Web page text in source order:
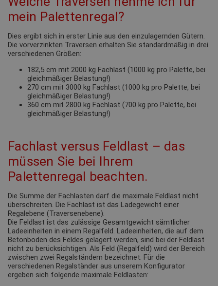
mein Palettenregal?
Dies ergibt sich in erster Linie aus den einzulagernden Gütern.
Die vorverzinkten Traversen erhalten Sie standardmäßig in drei
verschiedenen Größen:
182,5 cm mit 2000 kg Fachlast (1000 kg pro Palette, bei
gleichmäßiger Belastung!)
270 cm mit 3000 kg Fachlast (1000 kg pro Palette, bei
gleichmäßiger Belastung!)
360 cm mit 2800 kg Fachlast (700 kg pro Palette, bei
gleichmäßiger Belastung!)
Fachlast versus Feldlast – das
müssen Sie bei Ihrem
Palettenregal beachten.
Die Summe der Fachlasten darf die maximale Feldlast nicht
überschreiten. Die Fachlast ist das Ladegewicht einer
Regalebene (Traversenebene).
Die Feldlast ist das zulässige Gesamtgewicht sämtlicher
Ladeeinheiten in einem Regalfeld. Ladeeinheiten, die auf dem
Betonboden des Feldes gelagert werden, sind bei der Feldlast
nicht zu berücksichtigen. Als Feld (Regalfeld) wird der Bereich
zwischen zwei Regalständern bezeichnet. Für die
verschiedenen Regalständer aus unserem Konfigurator
ergeben sich folgende maximale Feldlasten: